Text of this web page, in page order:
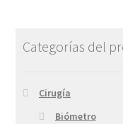
Categorías del
Cirugía
Biómetro